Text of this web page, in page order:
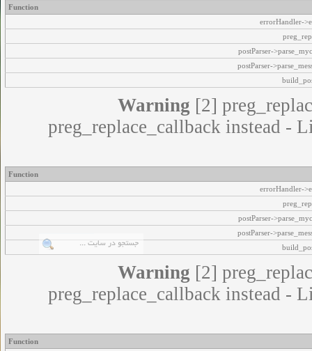
Function
errorHandler-
postParser-
postParser-
Warning [2]
preg_replace_callback instead -
Function
errorHandler-
postParser-
postParser-
Warning [2]
preg_replace_callback instead -
Function